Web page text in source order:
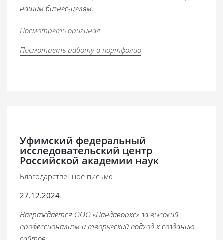
нашим бизнес-целям.
Посмотреть оригинал
Посмотреть работу в портфолио
Уфимский федеральный
исследовательский центр
Российской академии наук
Благодарственное письмо
27.12.2024
Награждается ООО «Пандаворкс» за высокий
профессионализм и творческий подход к созданию
сайтов